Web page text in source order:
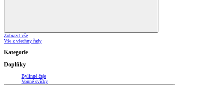
Zobrazit vše
Vše z všechny řady
Kategorie
Doplňky
Bylinné čaje
Vonné svíčky